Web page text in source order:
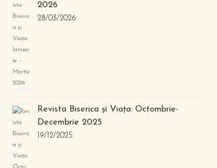
2026
28/03/2026
Revista Biserica și Viața: Octombrie-
Decembrie 2025
19/12/2025